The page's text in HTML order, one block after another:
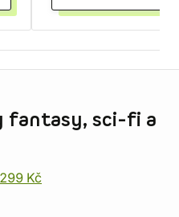
fantasy, sci-fi a
Kč